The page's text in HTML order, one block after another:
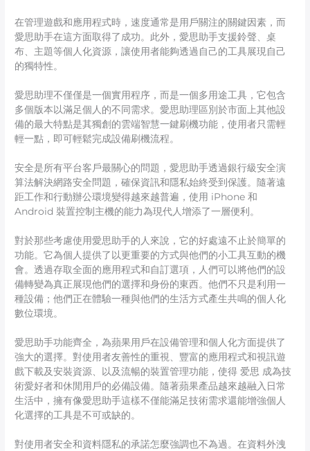
在管理遊戲和應用程式時，速度通常是用戶關注的關鍵因素，而
愛思助手在這方面取得了成功。此外，愛思助手支援鈴聲、桌
布、主題等個人化資源，讓使用者能夠透過自己的工具展現自己
的獨特性。
愛思助理不僅僅是一個實用程序，而是一個多用途工具，它包含
多個版本以滿足個人的不同需求。愛思助理區別於市面上其他設
備的最大特點是其獨創的雲端智慧一鍵刷機功能，使用者只需輕
輕一點，即可輕鬆完成設備刷機流程。
安全是所有平台客戶最關心的問題，愛思助手透過銀行級安全演
算法解決網路安全問題，確保資訊和隱私始終受到保護。隨著遠
距工作和行動辦公環境變得越來越普遍，使用 iPhone 和
Android 裝置控制主機的能力為現代人增添了一層便利。
對於那些考慮使用愛思助手的人來說，它的好處遠不止於簡單的
功能。它為個人提供了以更重要的方式與他們的小工具互動的機
會。透過存取全面的應用程式和自訂選項，人們可以將他們的設
備轉變為真正展現他們的選擇和身份的東西。他們不只是利用一
種設備；他們正在體驗一種與他們的生活方式產生共鳴的個人化
數位環境。
愛思助手功能齊全，為蘋果用戶在設備管理和個人化方面提供了
強大的選擇。對使用者友善性的重視、豐富的應用程式和視訊遊
戲下載及安裝資源、以及流暢的裝置管理功能，使得 爱思 成為技
術愛好者和休閒用戶的必備設備。隨著蘋果產品越來越融入日常
生活中，擁有像愛思助手這樣不僅能滿足技術需求還能增強個人
化選擇的工具是不可或缺的。
對使用者安全和資料隱私的承諾怎麼強調也不為過。在資料外洩